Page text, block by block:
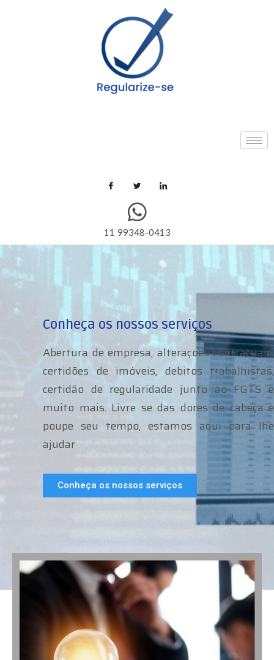
11 99348-0413
Conheça os nossos serviços
Abertura de empresa, alteraçoes contratuais,
certidões de imóveis, debitos trabalhistas,
certidão de regularidade junto ao FGTS e
muito mais. Livre se das dores de cabeça e
poupe seu tempo, estamos aqui para lhe
ajudar
Conheça os nossos serviços